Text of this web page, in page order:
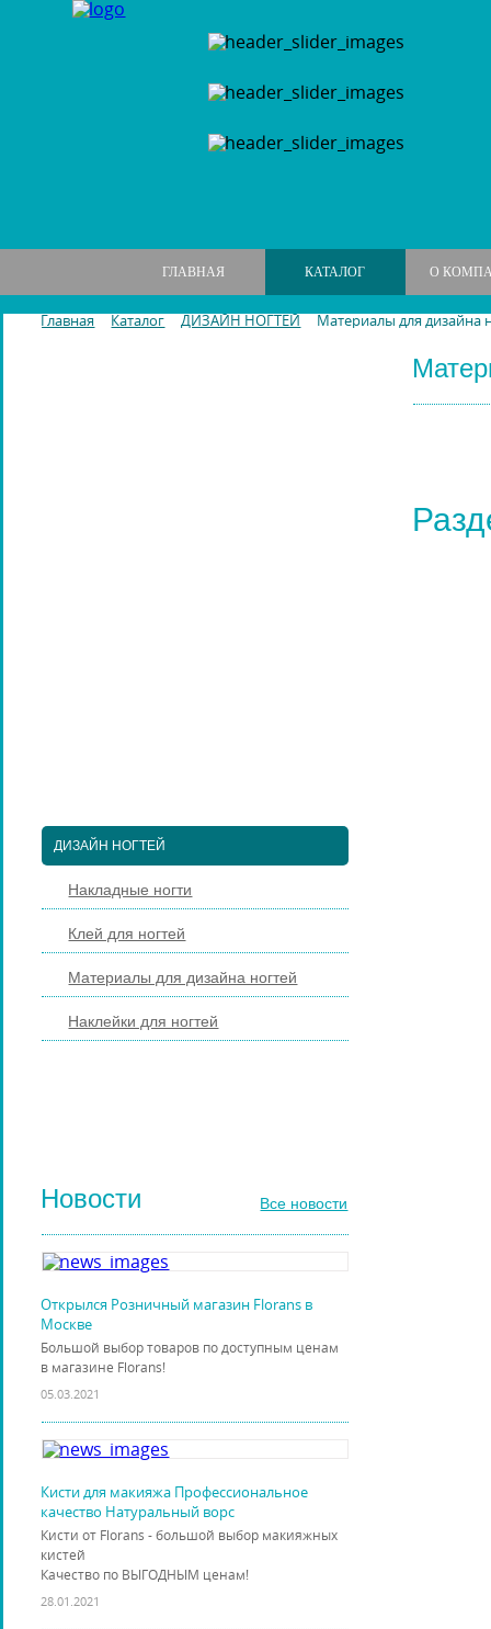
ГЛАВНАЯ КАТАЛОГ О
Главная Каталог ДИЗАЙН НОГТЕЙ Материалы для дизайна
ДИЗАЙН НОГТЕЙ
Накладные ногти
Клей для ногтей
Материалы для дизайна ногтей
Наклейки для ногтей
Новости Все новости
Открылся Розничный магазин Florans в
Москве
Большой выбор товаров по доступным ценам
в магазине Florans!
05.03.2021
Кисти для макияжа Профессиональное
качество Натуральный ворс
Кисти от Florans - большой выбор макияжных
кистей
Качество по ВЫГОДНЫМ ценам!
28.01.2021